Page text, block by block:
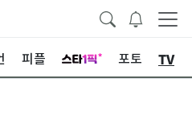
피플 포토 TV